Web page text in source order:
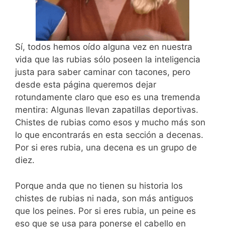
Sí, todos hemos oído alguna vez en nuestra
vida que las rubias sólo poseen la inteligencia
justa para saber caminar con tacones, pero
desde esta página queremos dejar
rotundamente claro que eso es una tremenda
mentira: Algunas llevan zapatillas deportivas.
Chistes de rubias como esos y mucho más son
lo que encontrarás en esta sección a decenas.
Por si eres rubia, una decena es un grupo de
diez.
Porque anda que no tienen su historia los
chistes de rubias ni nada, son más antiguos
que los peines. Por si eres rubia, un peine es
eso que se usa para ponerse el cabello en